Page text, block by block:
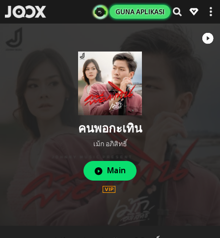
GUNA APLIKASI
คนพอกะเทิน
เม้ก อภิสิทธิ์
Main